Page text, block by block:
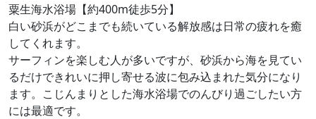
粟生海水浴場【約400m徒歩5分】
白い砂浜がどこまでも続いている解放感は日常の疲れを癒
してくれます。
サーフィンを楽しむ人が多いですが、砂浜から海を見てい
るだけできれいに押し寄せる波に包み込まれた気分になり
ます。こじんまりとした海水浴場でのんびり過ごしたい方
には最適です。